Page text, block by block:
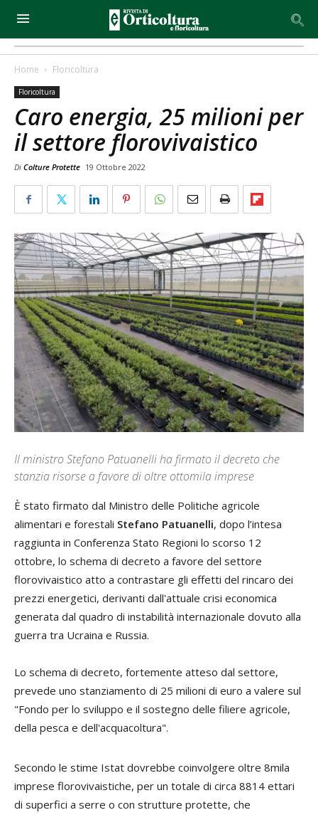
Home Floricoltura
Floricoltura
Caro energia, 25 milioni per
il settore florovivaistico
Di Colture Protette 19 Ottobre 2022
Il ministro Stefano Patuanelli ha firmato il decreto che
stanzia risorse a favore di oltre ottomila imprese
È stato firmato dal Ministro delle Politiche agricole
alimentari e forestali Stefano Patuanelli, dopo l’intesa
raggiunta in Conferenza Stato Regioni lo scorso 12
ottobre, lo schema di decreto a favore del settore
florovivaistico atto a contrastare gli effetti del rincaro dei
prezzi energetici, derivanti dall'attuale crisi economica
generata dal quadro di instabilità internazionale dovuto alla
guerra tra Ucraina e Russia.
Lo schema di decreto, fortemente atteso dal settore,
prevede uno stanziamento di 25 milioni di euro a valere sul
"Fondo per lo sviluppo e il sostegno delle filiere agricole,
della pesca e dell'acquacoltura".
Secondo le stime Istat dovrebbe coinvolgere oltre 8mila
imprese florovivaistiche, per un totale di circa 8814 ettari
di superfici a serre o con strutture protette, che